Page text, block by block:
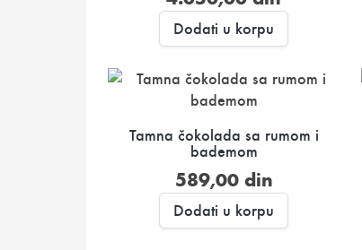
Dodati u korpu
Tamna čokolada sa rumom i
bademom
589,00 din
Dodati u korpu